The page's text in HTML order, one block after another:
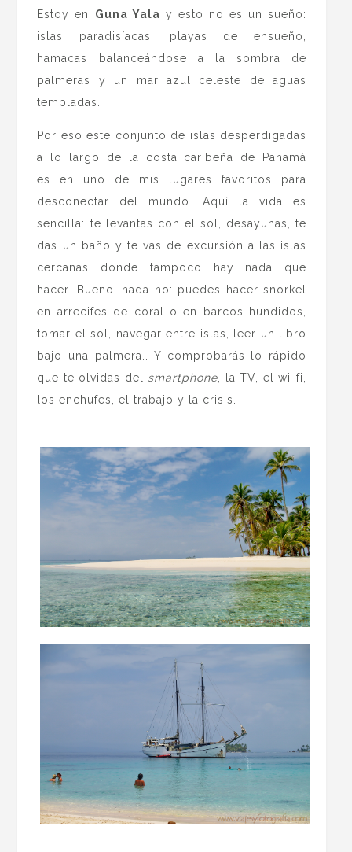
Estoy en Guna Yala y esto no es un sueño:
islas paradisíacas, playas de ensueño,
hamacas balanceándose a la sombra de
palmeras y un mar azul celeste de aguas
templadas.
Por eso este conjunto de islas desperdigadas
a lo largo de la costa caribeña de Panamá
es en uno de mis lugares favoritos para
desconectar del mundo. Aquí la vida es
sencilla: te levantas con el sol, desayunas, te
das un baño y te vas de excursión a las islas
cercanas donde tampoco hay nada que
hacer. Bueno, nada no: puedes hacer snorkel
en arrecifes de coral o en barcos hundidos,
tomar el sol, navegar entre islas, leer un libro
bajo una palmera… Y comprobarás lo rápido
que te olvidas del smartphone, la TV, el wi-fi,
los enchufes, el trabajo y la crisis.